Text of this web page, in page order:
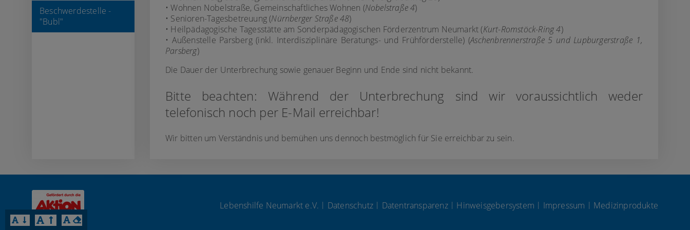
Beschwerdestelle -
"Bubl"
• Wohnen Nobelstraße, Gemeinschaftliches Wohnen (Nobelstraße 4)
• Senioren-Tagesbetreuung (Nürnberger Straße 48)
• Heilpädagogische Tagesstätte am Sonderpädagogischen Förderzentrum Neumarkt (Kurt-Romstöck-Ring 4)
• Außenstelle Parsberg (inkl. Interdisziplinäre Beratungs- und Frühförderstelle) (Aschenbrennerstraße 5 und Lupburgerstraße 1,
Parsberg)
Die Dauer der Unterbrechung sowie genauer Beginn und Ende sind nicht bekannt.
Bitte beachten: Während der Unterbrechung sind wir voraussichtlich weder
telefonisch noch per E-Mail erreichbar!
Wir bitten um Verständnis und bemühen uns dennoch bestmöglich für Sie erreichbar zu sein.
Lebenshilfe Neumarkt e.V. | Datenschutz | Datentransparenz | Hinweisgebersystem | Impressum | Medizinprodukte